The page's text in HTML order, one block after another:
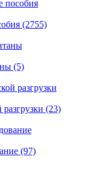
(2755)
(5)
(23)
(97)